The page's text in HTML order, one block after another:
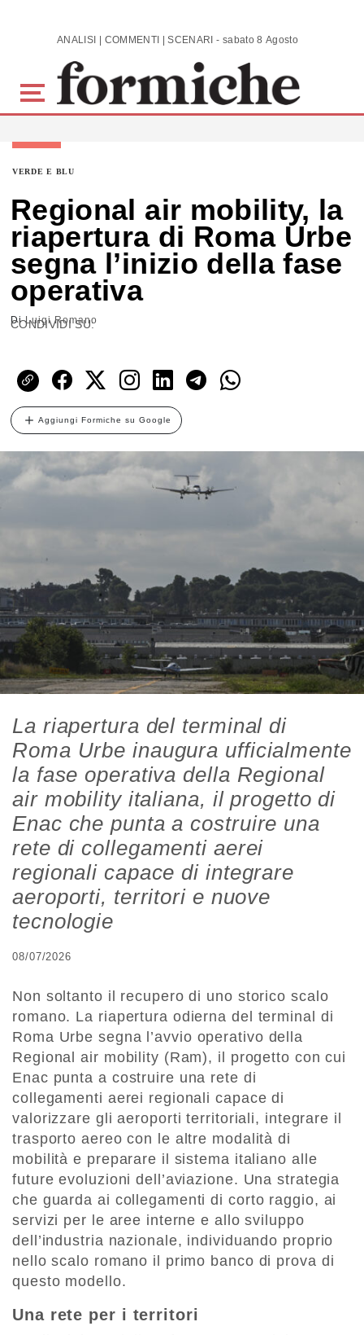
Skip to main content ANALISI | COMMENTI | SCENARI - sabato 8 Agosto 2026
VERDE E BLU
Regional air mobility, la
riapertura di Roma Urbe
segna l’inizio della fase
operativa
DiLuigi Romano
CONDIVIDI SU:
Aggiungi Formiche su Google
La riapertura del terminal di
Roma Urbe inaugura ufficialmente
la fase operativa della Regional
air mobility italiana, il progetto di
Enac che punta a costruire una
rete di collegamenti aerei
regionali capace di integrare
aeroporti, territori e nuove
tecnologie
08/07/2026
Non soltanto il recupero di uno storico scalo
romano. La riapertura odierna del terminal di
Roma Urbe segna l’avvio operativo della
Regional air mobility (Ram), il progetto con cui
Enac punta a costruire una rete di
collegamenti aerei regionali capace di
valorizzare gli aeroporti territoriali, integrare il
trasporto aereo con le altre modalità di
mobilità e preparare il sistema italiano alle
future evoluzioni dell’aviazione. Una strategia
che guarda ai collegamenti di corto raggio, ai
servizi per le aree interne e allo sviluppo
dell’industria nazionale, individuando proprio
nello scalo romano il primo banco di prova di
questo modello.
Una rete per i territori